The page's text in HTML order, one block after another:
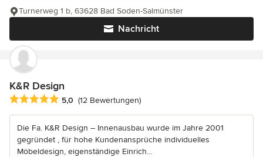
Nachricht
Turnerweg 1 b, 63628 Bad Soden-Salmünster
K&R Design
Durchschnittliche Bewertung: 5 von 5 Sternen
5,0 (12 Bewertungen)
Die Fa. K&R Design – Innenausbau wurde im Jahre 2001
gegründet , für hohe Kundenansprüche individuelles
Möbeldesign, eigenständige Einrich...